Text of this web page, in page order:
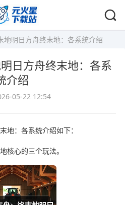
地明日方舟终末地：各系统介绍
日方舟终末地：各系
介绍
05-22 12:54
地：各系统介绍如下：
核心的三个玩法。